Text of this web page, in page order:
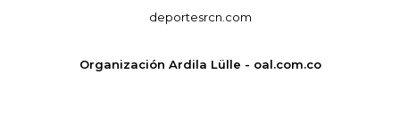
deportesrcn.com
Organización Ardila Lülle - oal.com.co